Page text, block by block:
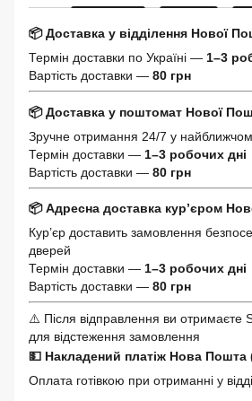
📦 Доставка у відділення Нової
Термін доставки по Україні — 1–3
Вартість доставки — 80 грн
📦 Доставка у поштомат Нової
Зручне отримання 24/7 у
Термін доставки — 1–3 робочих дні
Вартість доставки — 80 грн
📦 Адресна доставка кур’єром
Кур’єр доставить замовлення
дверей
Термін доставки — 1–3 робочих дні
Вартість доставки — 80 грн
⚠️ Після відправлення ви
для відстеження замовлення
💵 Накладений платіж Нова Пошта
Оплата готівкою при отриманні у